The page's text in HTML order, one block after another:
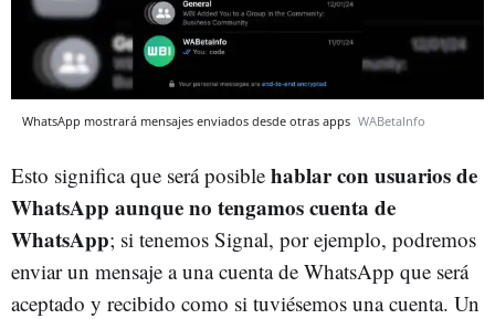
WhatsApp mostrará mensajes enviados desde otras apps WABetaInfo
Esto significa que será posible hablar con usuarios de
WhatsApp aunque no tengamos cuenta de
WhatsApp; si tenemos Signal, por ejemplo, podremos
enviar un mensaje a una cuenta de WhatsApp que será
aceptado y recibido como si tuviésemos una cuenta. Un